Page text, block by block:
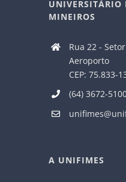
UNIVERSITÁRIO
MINEIROS
Rua 22 - Setor
Aeroporto
CEP: 75.833-
(64) 3672-
A UNIFIMES